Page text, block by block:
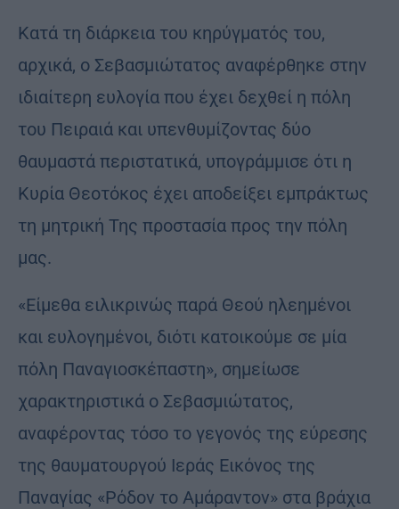
Κατά τη διάρκεια του κηρύγματός του,
αρχικά, ο Σεβασμιώτατος αναφέρθηκε στην
ιδιαίτερη ευλογία που έχει δεχθεί η πόλη
του Πειραιά και υπενθυμίζοντας δύο
θαυμαστά περιστατικά, υπογράμμισε ότι η
Κυρία Θεοτόκος έχει αποδείξει εμπράκτως
τη μητρική Της προστασία προς την πόλη
μας.
«Είμεθα ειλικρινώς παρά Θεού ηλεημένοι
και ευλογημένοι, διότι κατοικούμε σε μία
πόλη Παναγιοσκέπαστη», σημείωσε
χαρακτηριστικά ο Σεβασμιώτατος,
αναφέροντας τόσο το γεγονός της εύρεσης
της θαυματουργού Ιεράς Εικόνος της
Παναγίας «Ρόδον το Αμάραντον» στα βράχια